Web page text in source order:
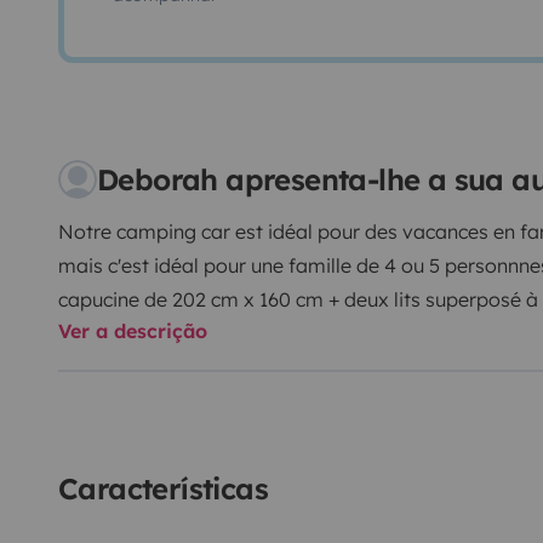
Deborah apresenta-lhe a sua
Notre camping car est idéal pour des vacances en
mais c'est idéal pour une famille de 4 ou 5
capucine de 202 cm x 160 cm + deux lits superposé
en conservant les deux tables convertibles en
cuisson au gaz, frigo, petit congélateur, évier) et de
Ver a descrição
Características